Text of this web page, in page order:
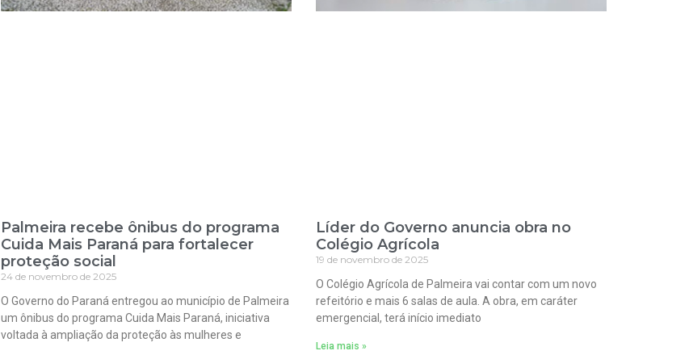
Palmeira recebe ônibus do programa
Cuida Mais Paraná para fortalecer
proteção social
24 de novembro de 2025
O Governo do Paraná entregou ao município de Palmeira
um ônibus do programa Cuida Mais Paraná, iniciativa
voltada à ampliação da proteção às mulheres e
Líder do Governo anuncia obra no
Colégio Agrícola
19 de novembro de 2025
O Colégio Agrícola de Palmeira vai contar com um novo
refeitório e mais 6 salas de aula. A obra, em caráter
emergencial, terá início imediato
Leia mais »